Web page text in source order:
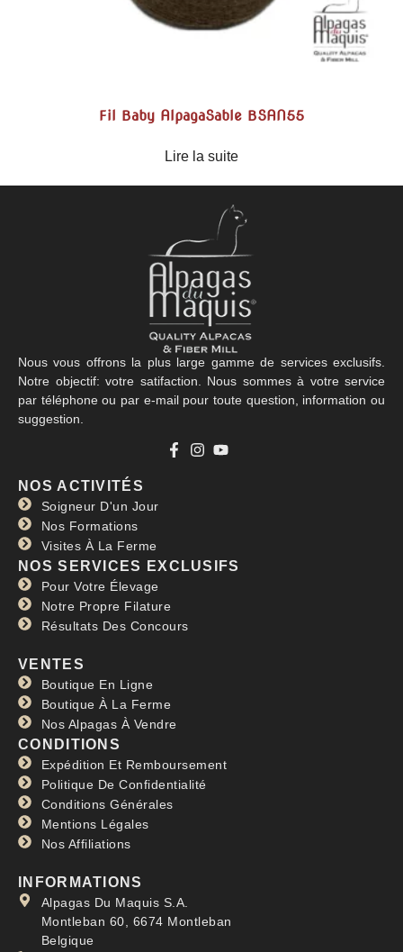
Fil Baby AlpagaSable BSAN55
Lire la suite
Nous vous offrons la plus large gamme de services exclusifs.
Notre objectif: votre satifaction. Nous sommes à votre service
par téléphone ou par e-mail pour toute question, information ou
suggestion.
NOS ACTIVITÉS
Soigneur D'un Jour
Nos Formations
Visites À La Ferme
NOS SERVICES EXCLUSIFS
Pour Votre Élevage
Notre Propre Filature
Résultats Des Concours
VENTES
Boutique En Ligne
Boutique À La Ferme
Nos Alpagas À Vendre
CONDITIONS
Expédition Et Remboursement
Politique De Confidentialité
Conditions Générales
Mentions Légales
Nos Affiliations
INFORMATIONS
Alpagas Du Maquis S.A.
Montleban 60, 6674 Montleban
Belgique